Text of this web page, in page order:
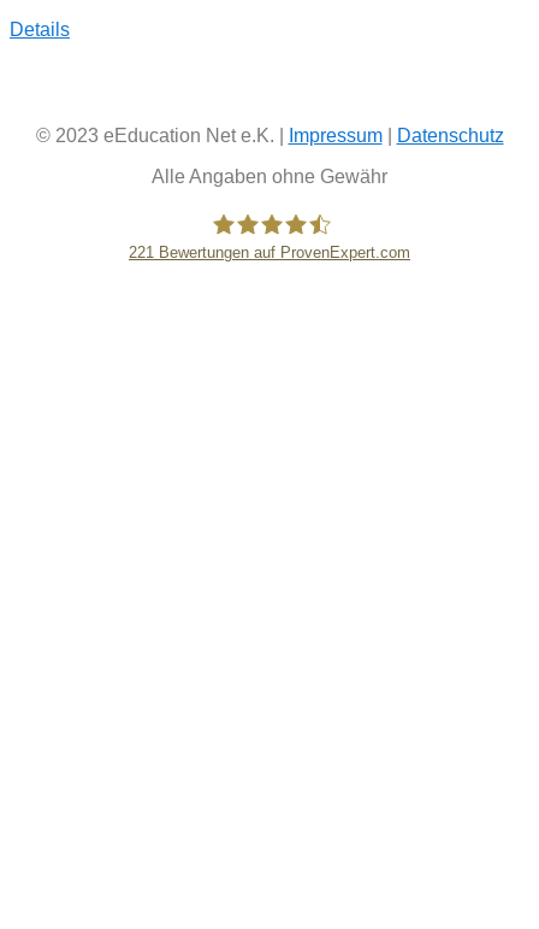
Details
© 2023 eEducation Net e.K. | Impressum|
Datenschutz
Alle Angaben ohne Gewähr
221 Bewertungen auf ProvenExpert.com